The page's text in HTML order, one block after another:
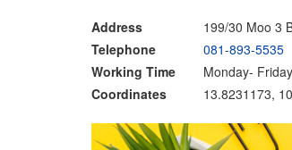
Address
199/30 Moo 3
Telephone
081-893-5535
Working Time
Monday-
Coordinates
13.8231173,